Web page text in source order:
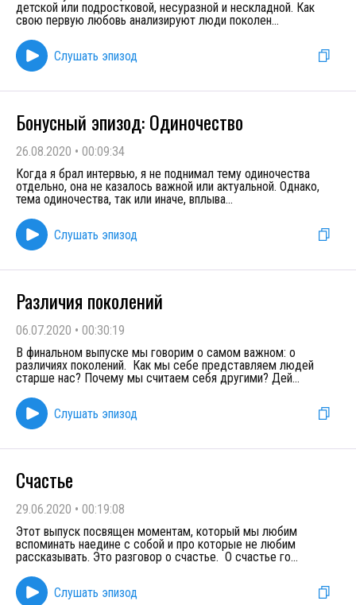
детской или подростковой, несуразной и нескладной. Как
свою первую любовь анализируют люди поколен...
Слушать эпизод
Бонусный эпизод: Одиночество
26.08.2020 • 00:09:34
Когда я брал интервью, я не поднимал тему одиночества
отдельно, она не казалось важной или актуальной. Однако,
тема одиночества, так или иначе, вплыва...
Слушать эпизод
Различия поколений
06.07.2020 • 00:30:19
В финальном выпуске мы говорим о самом важном: о
различиях поколений. Как мы себе представляем людей
старше нас? Почему мы считаем себя другими? Дей...
Слушать эпизод
Счастье
29.06.2020 • 00:19:08
Этот выпуск посвящен моментам, который мы любим
вспоминать наедине с собой и про которые не любим
рассказывать. Это разговор о счастье. О счастье го...
Слушать эпизод